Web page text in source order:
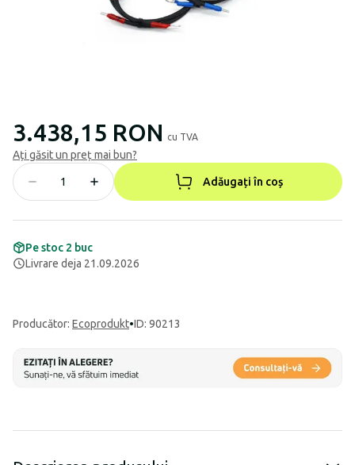
3.438,15 RON cu TVA
Ați găsit un preț mai bun?
Adăugați în coș
Pe stoc 2 buc
Livrare deja 21.09.2026
Producător: Ecoprodukt•ID: 90213